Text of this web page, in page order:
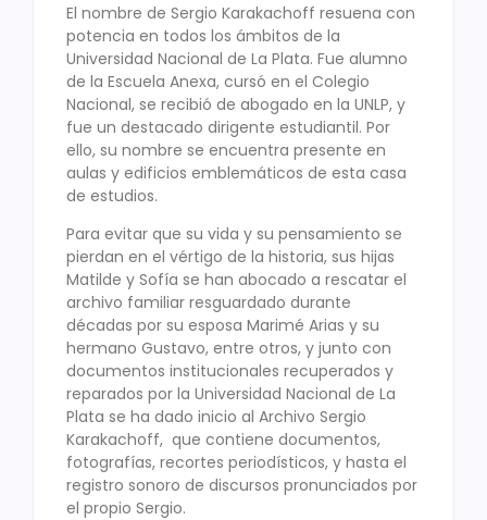
El nombre de Sergio Karakachoff resuena con
potencia en todos los ámbitos de la
Universidad Nacional de La Plata. Fue alumno
de la Escuela Anexa, cursó en el Colegio
Nacional, se recibió de abogado en la UNLP, y
fue un destacado dirigente estudiantil. Por
ello, su nombre se encuentra presente en
aulas y edificios emblemáticos de esta casa
de estudios.
Para evitar que su vida y su pensamiento se
pierdan en el vértigo de la historia, sus hijas
Matilde y Sofía se han abocado a rescatar el
archivo familiar resguardado durante
décadas por su esposa Marimé Arias y su
hermano Gustavo, entre otros, y junto con
documentos institucionales recuperados y
reparados por la Universidad Nacional de La
Plata se ha dado inicio al Archivo Sergio
Karakachoff, que contiene documentos,
fotografías, recortes periodísticos, y hasta el
registro sonoro de discursos pronunciados por
el propio Sergio.